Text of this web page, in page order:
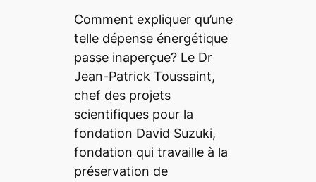
Comment expliquer qu’une
telle dépense énergétique
passe inaperçue? Le Dr
Jean-Patrick Toussaint,
chef des projets
scientifiques pour la
fondation David Suzuki,
fondation qui travaille à la
préservation de